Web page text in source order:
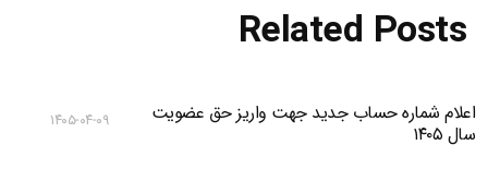
Related Posts
اعلام شماره حساب جدید جهت واریز حق عضویت
سال ۱۴۰۵
۱۴۰۵-۰۴-۰۹